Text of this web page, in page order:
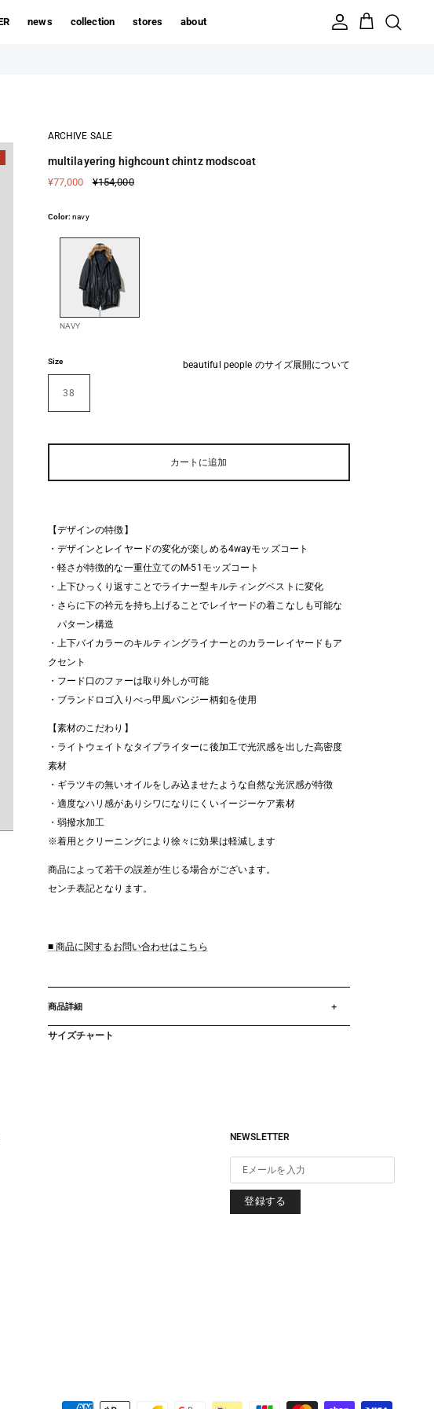
news collection stores about
ARCHIVE SALE
multilayering highcount chintz modscoat
¥77,000 ¥154,000
Color:navy
NAVY
Size beautiful people のサイズ展開について
38
カートに追加
【デザインの特徴】
・デザインとレイヤードの変化が楽しめる4wayモッズコート
・軽さが特徴的な一重仕立てのM-51モッズコート
・上下ひっくり返すことでライナー型キルティングベストに変化
・さらに下の衿元を持ち上げることでレイヤードの着こなしも可能な
パターン構造
・上下バイカラーのキルティングライナーとのカラーレイヤードもア
クセント
・フード口のファーは取り外しが可能
・ブランドロゴ入りべっ甲風パンジー柄釦を使用
【素材のこだわり】
・ライトウェイトなタイプライターに後加工で光沢感を出した高密度
素材
・ギラツキの無いオイルをしみ込ませたような自然な光沢感が特徴
・適度なハリ感がありシワになりにくいイージーケア素材
・弱撥水加工
※着用とクリーニングにより徐々に効果は軽減します
商品によって若干の誤差が生じる場合がございます。
センチ表記となります。
■ 商品に関するお問い合わせはこちら
商品詳細
サイズチャート
NEWSLETTER
登録する